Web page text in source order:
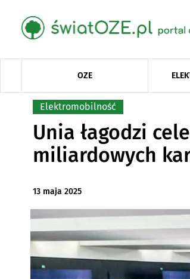
OZE
Elektromobilność
Unia łagodzi
miliardowych
13 maja 2025